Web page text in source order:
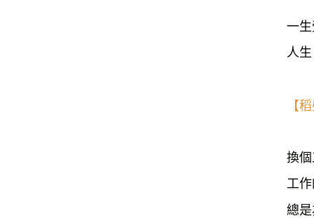
一
人生
【
換
工
總